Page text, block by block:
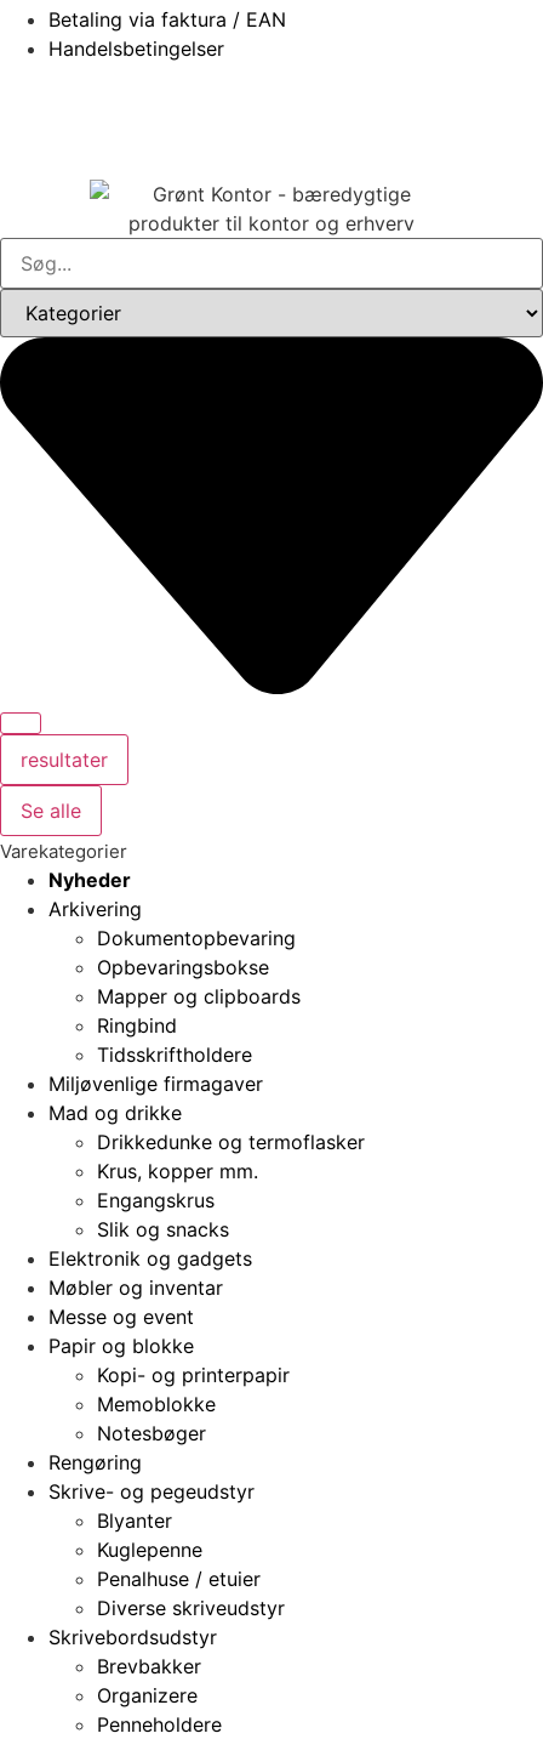
Betaling via faktura / EAN
Handelsbetingelser
resultater
Se alle
Varekategorier
Nyheder
Arkivering
Dokumentopbevaring
Opbevaringsbokse
Mapper og clipboards
Ringbind
Tidsskriftholdere
Miljøvenlige firmagaver
Mad og drikke
Drikkedunke og termoflasker
Krus, kopper mm.
Engangskrus
Slik og snacks
Elektronik og gadgets
Møbler og inventar
Messe og event
Papir og blokke
Kopi- og printerpapir
Memoblokke
Notesbøger
Rengøring
Skrive- og pegeudstyr
Blyanter
Kuglepenne
Penalhuse / etuier
Diverse skriveudstyr
Skrivebordsudstyr
Brevbakker
Organizere
Penneholdere